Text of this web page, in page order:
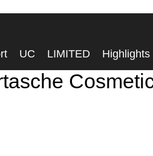
UC LIMITED Highlights